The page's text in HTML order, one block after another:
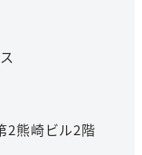
熊崎ビル2階